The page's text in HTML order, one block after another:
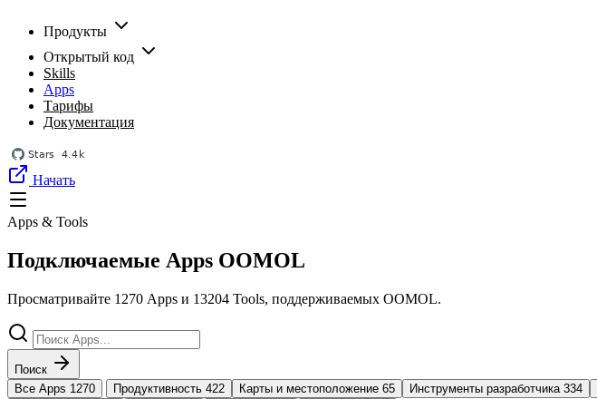
Продукты
Открытый код
Skills
Apps
Тарифы
Документация
Начать
Apps & Tools
Подключаемые Apps OOMOL
Просматривайте 1270 Apps и 13204 Tools, поддерживаемых OOMOL.
Поиск
Все Apps 1270 Продуктивность 422 Карты и местоположение 65 Инструменты разработчика 334